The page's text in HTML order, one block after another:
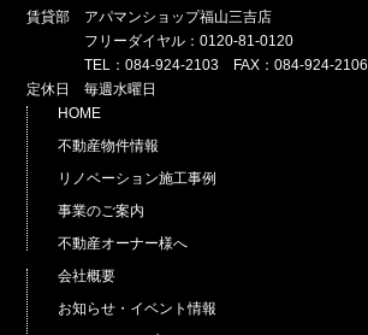
賃貸部 アパマンショップ福山三吉店
フリーダイヤル：0120-81-0120
TEL：084-924-2103 FAX：084-924-2106
定休日 毎週水曜日
HOME
不動産物件情報
リノベーション施工事例
事業のご案内
不動産オーナー様へ
会社概要
お知らせ・イベント情報